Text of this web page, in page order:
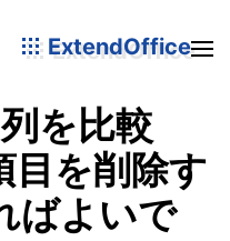
ExtendOffice
を比較
目を削除す
ばよいで